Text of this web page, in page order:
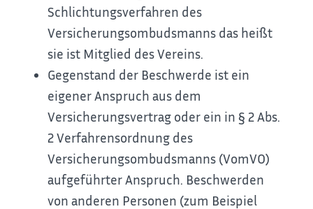
Schlichtungsverfahren des
Versicherungsombudsmanns das heißt
sie ist Mitglied des Vereins.
Gegenstand der Beschwerde ist ein
eigener Anspruch aus dem
Versicherungsvertrag oder ein in § 2 Abs.
2 Verfahrensordnung des
Versicherungsombudsmanns (VomVO)
aufgeführter Anspruch. Beschwerden
von anderen Personen (zum Beispiel